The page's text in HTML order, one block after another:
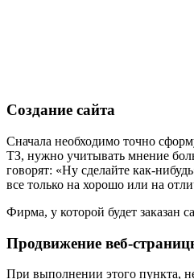
Создание сайта
Сначала необходимо точно
ТЗ, нужно учитывать мнение
говорят: «Ну сделайте как-
все только на хорошо или на
Фирма, у которой будет заказан
Продвижение веб-
При выполнении этого пункта,